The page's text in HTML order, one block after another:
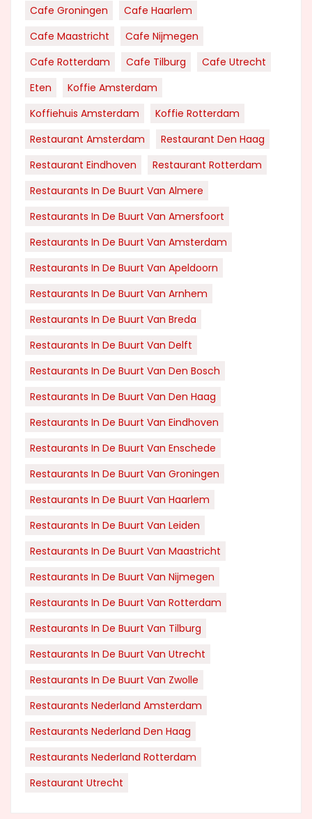
Cafe Groningen
Cafe Haarlem
Cafe Maastricht
Cafe Nijmegen
Cafe Rotterdam
Cafe Tilburg
Cafe Utrecht
Eten
Koffie Amsterdam
Koffiehuis Amsterdam
Koffie Rotterdam
Restaurant Amsterdam
Restaurant Den Haag
Restaurant Eindhoven
Restaurant Rotterdam
Restaurants In De Buurt Van Almere
Restaurants In De Buurt Van Amersfoort
Restaurants In De Buurt Van Amsterdam
Restaurants In De Buurt Van Apeldoorn
Restaurants In De Buurt Van Arnhem
Restaurants In De Buurt Van Breda
Restaurants In De Buurt Van Delft
Restaurants In De Buurt Van Den Bosch
Restaurants In De Buurt Van Den Haag
Restaurants In De Buurt Van Eindhoven
Restaurants In De Buurt Van Enschede
Restaurants In De Buurt Van Groningen
Restaurants In De Buurt Van Haarlem
Restaurants In De Buurt Van Leiden
Restaurants In De Buurt Van Maastricht
Restaurants In De Buurt Van Nijmegen
Restaurants In De Buurt Van Rotterdam
Restaurants In De Buurt Van Tilburg
Restaurants In De Buurt Van Utrecht
Restaurants In De Buurt Van Zwolle
Restaurants Nederland Amsterdam
Restaurants Nederland Den Haag
Restaurants Nederland Rotterdam
Restaurant Utrecht